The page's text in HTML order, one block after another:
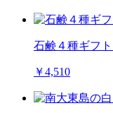
石鹸４種ギフ
￥4,510